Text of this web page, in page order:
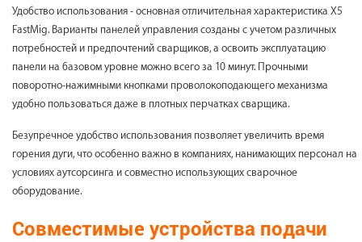
Удобство использования - основная отличительная характеристика X5
FastMig. Варианты панелей управления созданы с учетом различных
потребностей и предпочтений сварщиков, а освоить эксплуатацию
панели на базовом уровне можно всего за 10 минут. Прочными
поворотно-нажимными кнопками проволокоподающего механизма
удобно пользоваться даже в плотных перчатках сварщика.
Безупречное удобство использования позволяет увеличить время
горения дуги, что особенно важно в компаниях, нанимающих персонал на
условиях аутсорсинга и совместно использующих сварочное
оборудование.
Совместимые устройства подачи